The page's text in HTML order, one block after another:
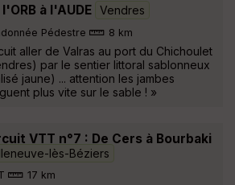
à l'AUDE Vendres
Pédestre 8 km
aller de Valras au port du Chichoulet
par le sentier littoral sablonneux
jaune) ... attention les jambes
plus vite sur le sable ! »
VTT n°7 : De Cers à Bourbaki
lès-Béziers
17 km